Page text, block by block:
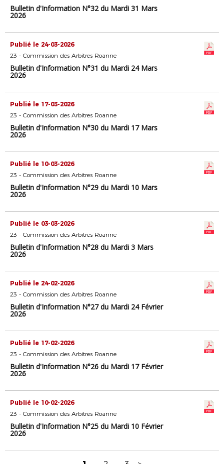
Bulletin d'Information N°32 du Mardi 31 Mars
2026
Publié le 24-03-2026
23 - Commission des Arbitres Roanne
Bulletin d'Information N°31 du Mardi 24 Mars
2026
Publié le 17-03-2026
23 - Commission des Arbitres Roanne
Bulletin d'Information N°30 du Mardi 17 Mars
2026
Publié le 10-03-2026
23 - Commission des Arbitres Roanne
Bulletin d'Information N°29 du Mardi 10 Mars
2026
Publié le 03-03-2026
23 - Commission des Arbitres Roanne
Bulletin d'Information N°28 du Mardi 3 Mars
2026
Publié le 24-02-2026
23 - Commission des Arbitres Roanne
Bulletin d'Information N°27 du Mardi 24 Février
2026
Publié le 17-02-2026
23 - Commission des Arbitres Roanne
Bulletin d'Information N°26 du Mardi 17 Février
2026
Publié le 10-02-2026
23 - Commission des Arbitres Roanne
Bulletin d'Information N°25 du Mardi 10 Février
2026